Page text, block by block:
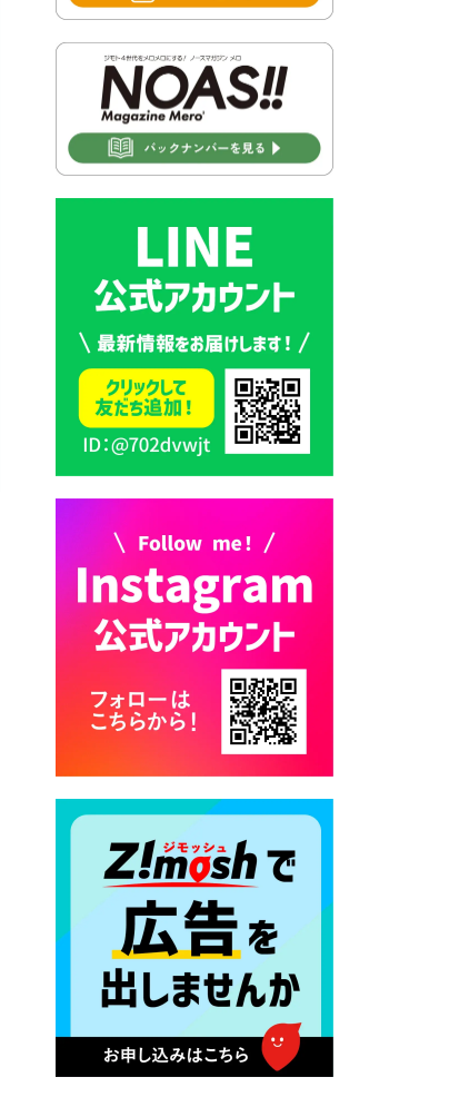
総合計画後期基本計画策定業
務委託に係る質問回答につい
て
2026年7月31日 市税等の納付
書が変わります！
中学校の進捗状況について
2026年7月30日 豊前市立学校
再編成準備協議会
2026年7月30日 豊前市立学校
紹介≪再編計画の見直しにつ
いて≫
2026年7月29日 豊前市指定ご
み袋販売のお知らせ
催決定！
2026年7月28日 ごみ収集日の
お知らせ
2026年7月28日 令和8年度
京築地区水道企業団職員採用
試験（募集）
2026年7月27日 マイナンバー
カード交付に伴う休日および
平日夜間開庁の案内
2026年7月22日 令和８年度
「こども文化パスポート事
業」
2026年7月21日 卜仙の郷 お
盆期間の営業時間のお知らせ
2026年7月17日 バス経路検索
のご利用案内
2026年7月10日 台湾伝統音楽
団体 「北埔八音団・楽善軒」
公演開催のお知らせ